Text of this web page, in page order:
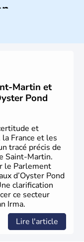
Le pays est
le 30
Martin et
Pond
et
France et les
tracé précis de
Saint-Martin.
le Parlement
d’Oyster Pond
clarification
ce secteur
Irma.
Lire l'article